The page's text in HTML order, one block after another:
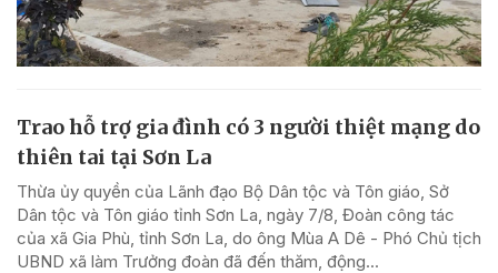
Trao hỗ trợ gia đình có 3 người thiệt mạng do
thiên tai tại Sơn La
Thừa ủy quyền của Lãnh đạo Bộ Dân tộc và Tôn giáo, Sở
Dân tộc và Tôn giáo tỉnh Sơn La, ngày 7/8, Đoàn công tác
của xã Gia Phù, tỉnh Sơn La, do ông Mùa A Dê - Phó Chủ tịch
UBND xã làm Trưởng đoàn đã đến thăm, động...